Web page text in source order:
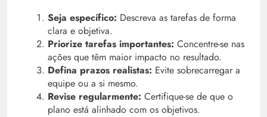
Seja específico: Descreva as tarefas de forma
clara e objetiva.
Priorize tarefas importantes: Concentre-se nas
ações que têm maior impacto no resultado.
Defina prazos realistas: Evite sobrecarregar a
equipe ou a si mesmo.
Revise regularmente: Certifique-se de que o
plano está alinhado com os objetivos.